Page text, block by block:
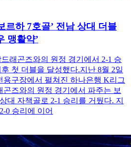
르하 7호골’ 전남 상대 더블
맹활약’
래곤즈와의 원정 경기에서 2-1 승
첫 더블을 달성했다.지난 8월 2일
용구장에서 펼쳐진 하나은행 K리그
곤즈와의 원정 경기에서 파주는 보
대 자책골로 2-1 승리를 거뒀다. 지
0 승리에 이어